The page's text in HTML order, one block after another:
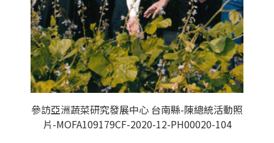
參訪亞洲蔬菜研究發展中心 台南縣-陳總統活動照
片-MOFA109179CF-2020-12-PH00020-104